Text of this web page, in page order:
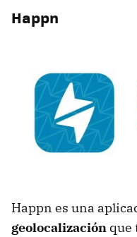
Happn
Happn es una
geolocalización que